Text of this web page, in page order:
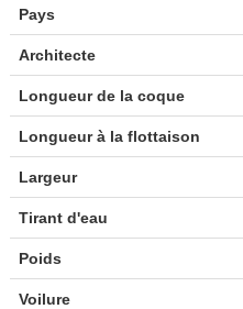
Pays
Architecte
Longueur de la coque
Longueur à la flottaison
Largeur
Tirant d'eau
Poids
Voilure